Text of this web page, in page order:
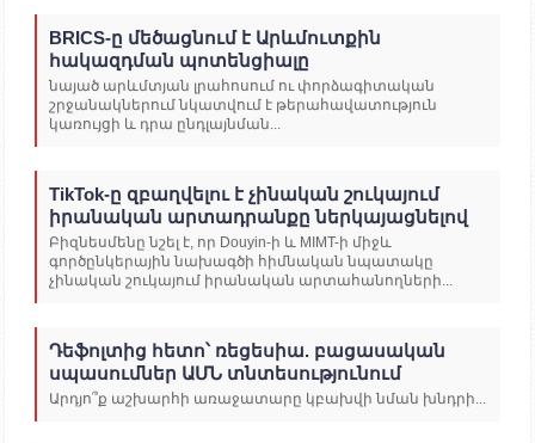
BRICS-ը մեծացնում է Արևմուտքին
հակազդման պոտենցիալը
նայած արևմտյան լրահոսում ու փորձագիտական
շրջանակներում նկատվում է թերահավատություն
կառույցի և դրա ընդլայնման...
TikTok-ը զբաղվելու է չինական շուկայում
իրանական արտադրանքը ներկայացնելով
Բիզնեսմենը նշել է, որ Douyin-ի և MIMT-ի միջև
գործընկերային նախագծի հիմնական նպատակը
չինական շուկայում իրանական արտահանողների...
Դեֆոլտից հետո՝ ռեցեսիա. բացասական
սպասումներ ԱՄՆ տնտեսությունում
Արդյո՞ք աշխարհի առաջատարը կբախվի նման խնդրի...